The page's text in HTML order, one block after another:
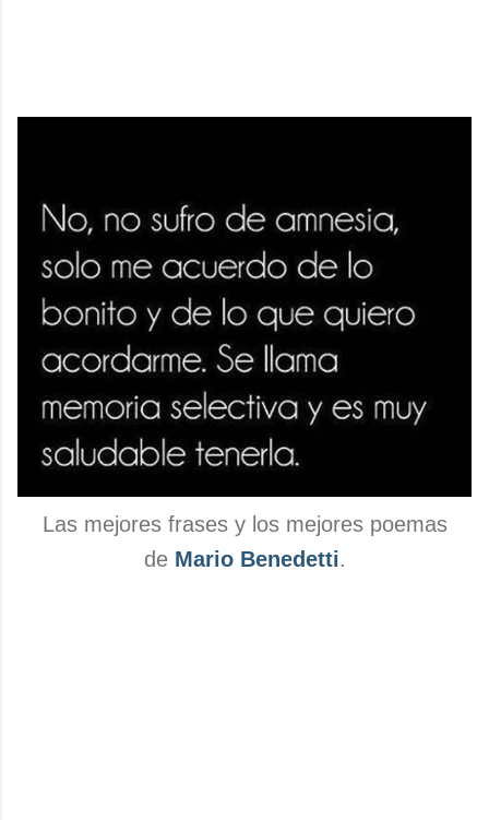
Las mejores frases y los mejores poemas
de Mario Benedetti.